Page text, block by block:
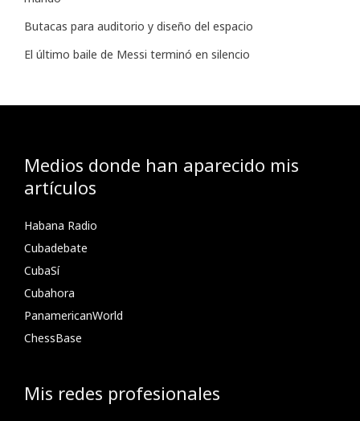
Butacas para auditorio y diseño del espacio
El último baile de Messi terminó en silencio
Medios donde han aparecido mis
artículos
Habana Radio
Cubadebate
CubaSí
Cubahora
PanamericanWorld
ChessBase
Mis redes profesionales